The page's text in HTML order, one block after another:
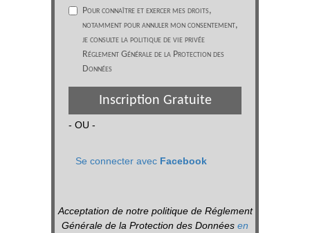
Pour connaître et exercer mes droits,
notamment pour annuler mon consentement,
je consulte la politique de vie privée
Réglement Générale de la Protection des
Données
Inscription Gratuite
- OU -
Se connecter avec Facebook
Acceptation de notre politique de Réglement
Générale de la Protection des Données en